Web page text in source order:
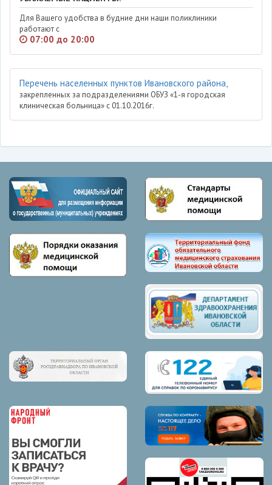
Для Вашего удобства в будние дни наши поликлиники
работают с
07:00 до 20:00
Перечень населенных пунктов Ивановского района,
закрепленных за подразделениями ОБУЗ «1-я городская
клиническая больница» с 01.10.2016г.